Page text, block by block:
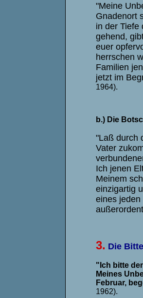
"Meine
Gnadenort
in der Tiefe
gehend,
euer
herrschen
Familien
jetzt im
1964).
b.) Die
"Laß durch
Vater
Ich jenen
Meinem
einzigartig
eines
3. Die
"Ich bitte
Meines
Februar,
1962).